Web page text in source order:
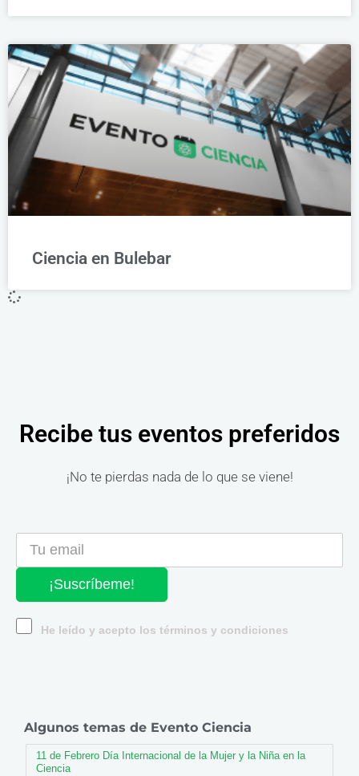
Ciencia en Bulebar
Recibe tus eventos preferidos
¡No te pierdas nada de lo que se viene!
¡Suscríbeme!
He leído y acepto los términos y condiciones
Algunos temas de Evento Ciencia
11 de Febrero Día Internacional de la Mujer y la Niña en la
Ciencia